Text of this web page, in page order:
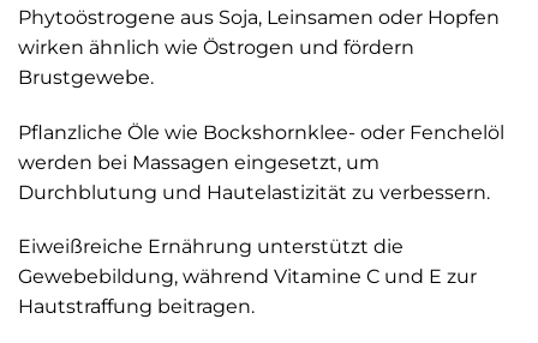
Phytoöstrogene aus Soja, Leinsamen oder Hopfen
wirken ähnlich wie Östrogen und fördern
Brustgewebe.
Pflanzliche Öle wie Bockshornklee- oder Fenchelöl
werden bei Massagen eingesetzt, um
Durchblutung und Hautelastizität zu verbessern.
Eiweißreiche Ernährung unterstützt die
Gewebebildung, während Vitamine C und E zur
Hautstraffung beitragen.